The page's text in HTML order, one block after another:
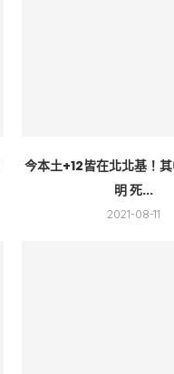
今本土+12皆在北北基！
明 死...
2021-08-11